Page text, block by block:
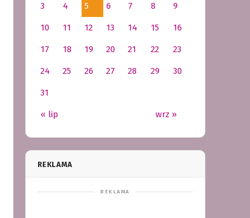
« lip wrz »
3 4 5 6 7 8 9
10 11 12 13 14 15 16
17 18 19 20 21 22 23
24 25 26 27 28 29 30
31
REKLAMA